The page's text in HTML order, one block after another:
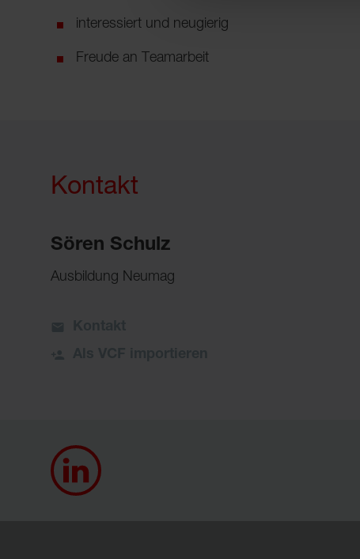
interessiert und neugierig
Freude an Teamarbeit
Kontakt
Sören Schulz
Ausbildung Neumag